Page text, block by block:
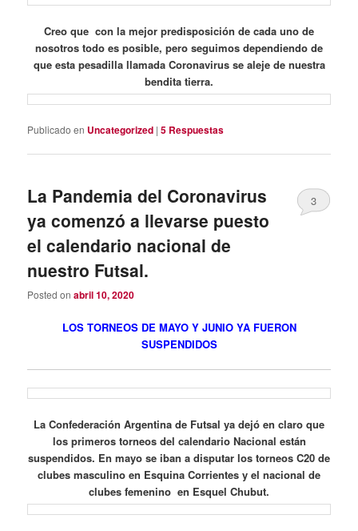
Creo que con la mejor predisposición de cada uno de
nosotros todo es posible, pero seguimos dependiendo de
que esta pesadilla llamada Coronavirus se aleje de nuestra
bendita tierra.
Publicado en Uncategorized |5 Respuestas
La Pandemia del Coronavirus
ya comenzó a llevarse puesto
el calendario nacional de
nuestro Futsal.
Posted onabril 10, 2020
3
LOS TORNEOS DE MAYO Y JUNIO YA FUERON
SUSPENDIDOS
La Confederación Argentina de Futsal ya dejó en claro que
los primeros torneos del calendario Nacional están
suspendidos. En mayo se iban a disputar los torneos C20 de
clubes masculino en Esquina Corrientes y el nacional de
clubes femenino en Esquel Chubut.